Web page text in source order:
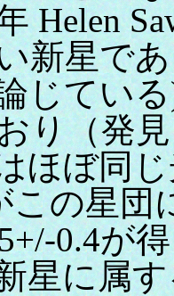
Helen
新星で
じてい
り（発
ほぼ同
この星
0.4が
星に属